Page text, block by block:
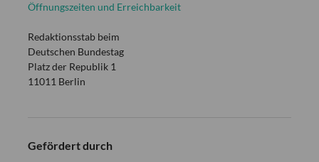
Öffnungszeiten und Erreichbarkeit
Redaktionsstab beim
Deutschen Bundestag
Platz der Republik 1
11011 Berlin
Gefördert durch